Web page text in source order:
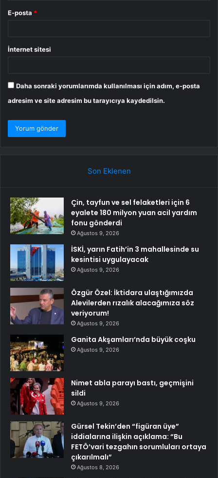
E-posta *
İnternet sitesi
Daha sonraki yorumlarımda kullanılması için adım, e-posta
adresim ve site adresim bu tarayıcıya kaydedilsin.
Son Eklenen
Çin, tayfun ve sel felaketleri için 6
eyalete 180 milyon yuan acil yardım
fonu gönderdi
Ağustos 9, 2026
İSKİ, yarın Fatih’in 3 mahallesinde su
kesintisi uygulayacak
Ağustos 9, 2026
Özgür Özel: İktidara ulaştığımızda
Alevilerden rızalık alacağımıza söz
veriyorum!
Ağustos 9, 2026
Ganita Akşamları’nda büyük coşku
Ağustos 9, 2026
Nimet abla parayı bastı, geçmişini
sildi
Ağustos 9, 2026
Gürsel Tekin’den “figüran üye”
iddialarına ilişkin açıklama: “Bu
FETÖ’vari tezgahın sorumluları ortaya
çıkarılmalı”
Ağustos 8, 2026